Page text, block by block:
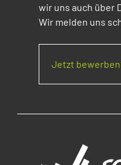
wir uns auch über
Wir melden uns
Jetzt bewerben